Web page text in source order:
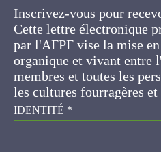
Cette lettre
gratuitement par l'AFPF
d'un lien organique et
ses membres et toutes
concernées par les
prairies.
IDENTITÉ*